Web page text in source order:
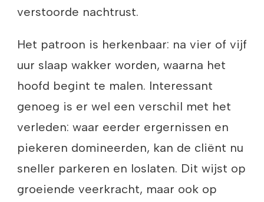
verstoorde nachtrust.
Het patroon is herkenbaar: na vier of vijf
uur slaap wakker worden, waarna het
hoofd begint te malen. Interessant
genoeg is er wel een verschil met het
verleden: waar eerder ergernissen en
piekeren domineerden, kan de cliënt nu
sneller parkeren en loslaten. Dit wijst op
groeiende veerkracht, maar ook op